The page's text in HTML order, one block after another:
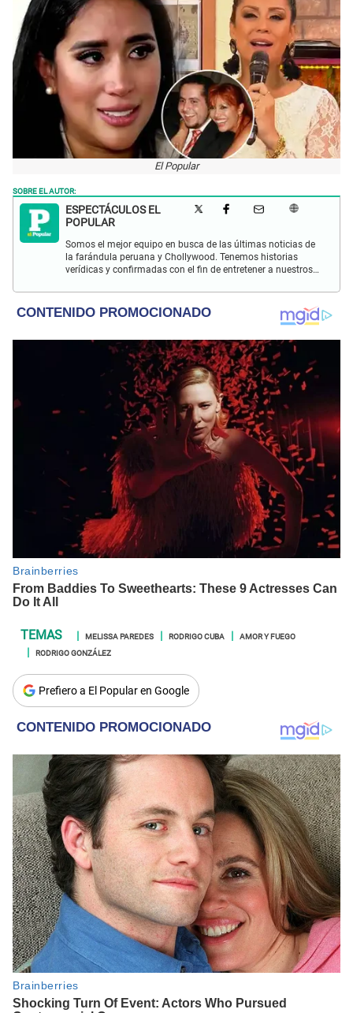
El Popular
SOBRE EL AUTOR:
ESPECTÁCULOS EL
POPULAR
Somos el mejor equipo en busca de las últimas noticias de
la farándula peruana y Chollywood. Tenemos historias
verídicas y confirmadas con el fin de entretener a nuestros
MELISSA PAREDES RODRIGO CUBA
AMOR Y FUEGO
RODRIGO GONZÁLEZ
Prefiero a El Popular en Google